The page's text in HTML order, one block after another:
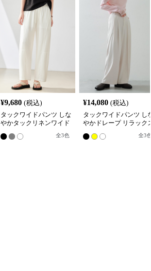
¥9,680 (税込)
タックワイドパンツ しな
やかタックリネンワイド
全3色
¥14,080 (税込)
タックワイドパンツ しな
やかドレープ リラックス
全3色